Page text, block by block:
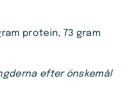
protein, 73 gram
efter önskemål